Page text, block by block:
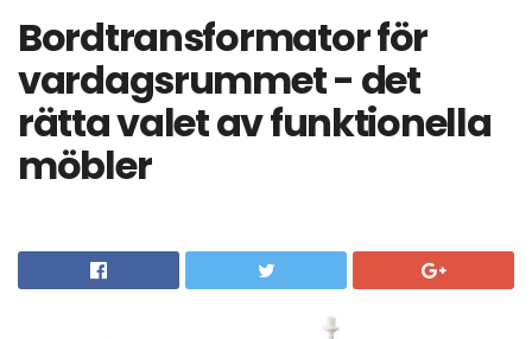
Bordtransformator för
vardagsrummet - det
rätta valet av funktionella
möbler